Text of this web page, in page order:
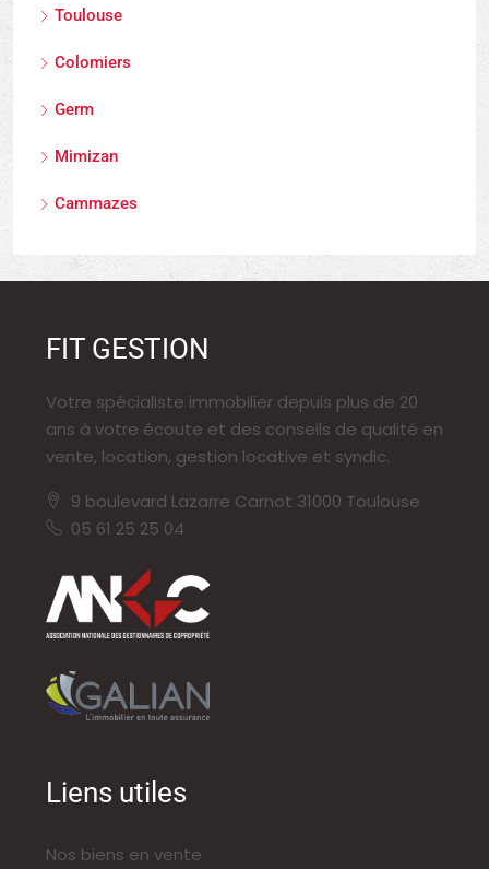
Toulouse
Colomiers
Germ
Mimizan
Cammazes
FIT GESTION
Votre spécialiste immobilier depuis plus de 20
ans à votre écoute et des conseils de qualité en
vente, location, gestion locative et syndic.
9 boulevard Lazarre Carnot 31000 Toulouse
05 61 25 25 04
Liens utiles
Nos biens en vente